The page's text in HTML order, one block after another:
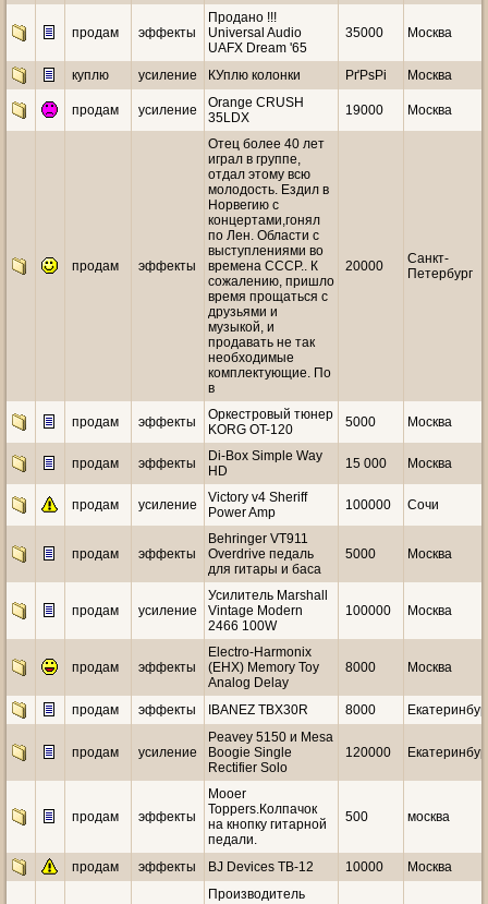
продам эффекты
Продано !!!
Universal Audio
UAFX Dream '65
35000 Москва
куплю усиление КУплю колонки РґРѕРі Москва
продам усиление
Оrаngе СRUSН
35LDХ
19000 Москва
продам эффекты
Отец более 40 лет
играл в группе,
отдал этому всю
молодость. Ездил в
Норвегию с
концертами,гонял
по Лен. Области с
выступлениями во
времена СССР.. К
сожалению, пришло
время прощаться с
друзьями и
музыкой, и
продавать не так
необходимые
комплектующие. По
в
20000
Санкт-
Петербург
продам эффекты
Оркестровый тюнер
KORG OT-120
5000 Москва
продам эффекты
Di-Box Simple Way
HD
15 000 Москва
продам усиление
Victory v4 Sheriff
Power Amp
100000 Сочи
продам эффекты
Behringer VT911
Overdrive педаль
для гитары и баса
5000 Москва
продам усиление
Усилитель Marshall
Vintage Modern
2466 100W
100000 Москва
продам эффекты
Electro-Harmonix
(EHX) Memory Toy
Analog Delay
8000 Москва
продам эффекты IВАNЕZ ТBХ30R 8000
продам усиление
Peavey 5150 и Mesa
Boogie Single
Rectifier Solo
120000
продам эффекты
Mooer
Toppers.Колпачок
на кнопку гитарной
педали.
500 москва
продам эффекты BJ Devices TB-12 10000
Москва
Производитель